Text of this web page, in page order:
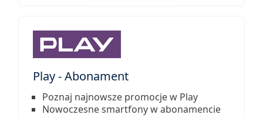
Play - Abonament
Poznaj najnowsze promocje w Play
Nowoczesne smartfony w abonamencie